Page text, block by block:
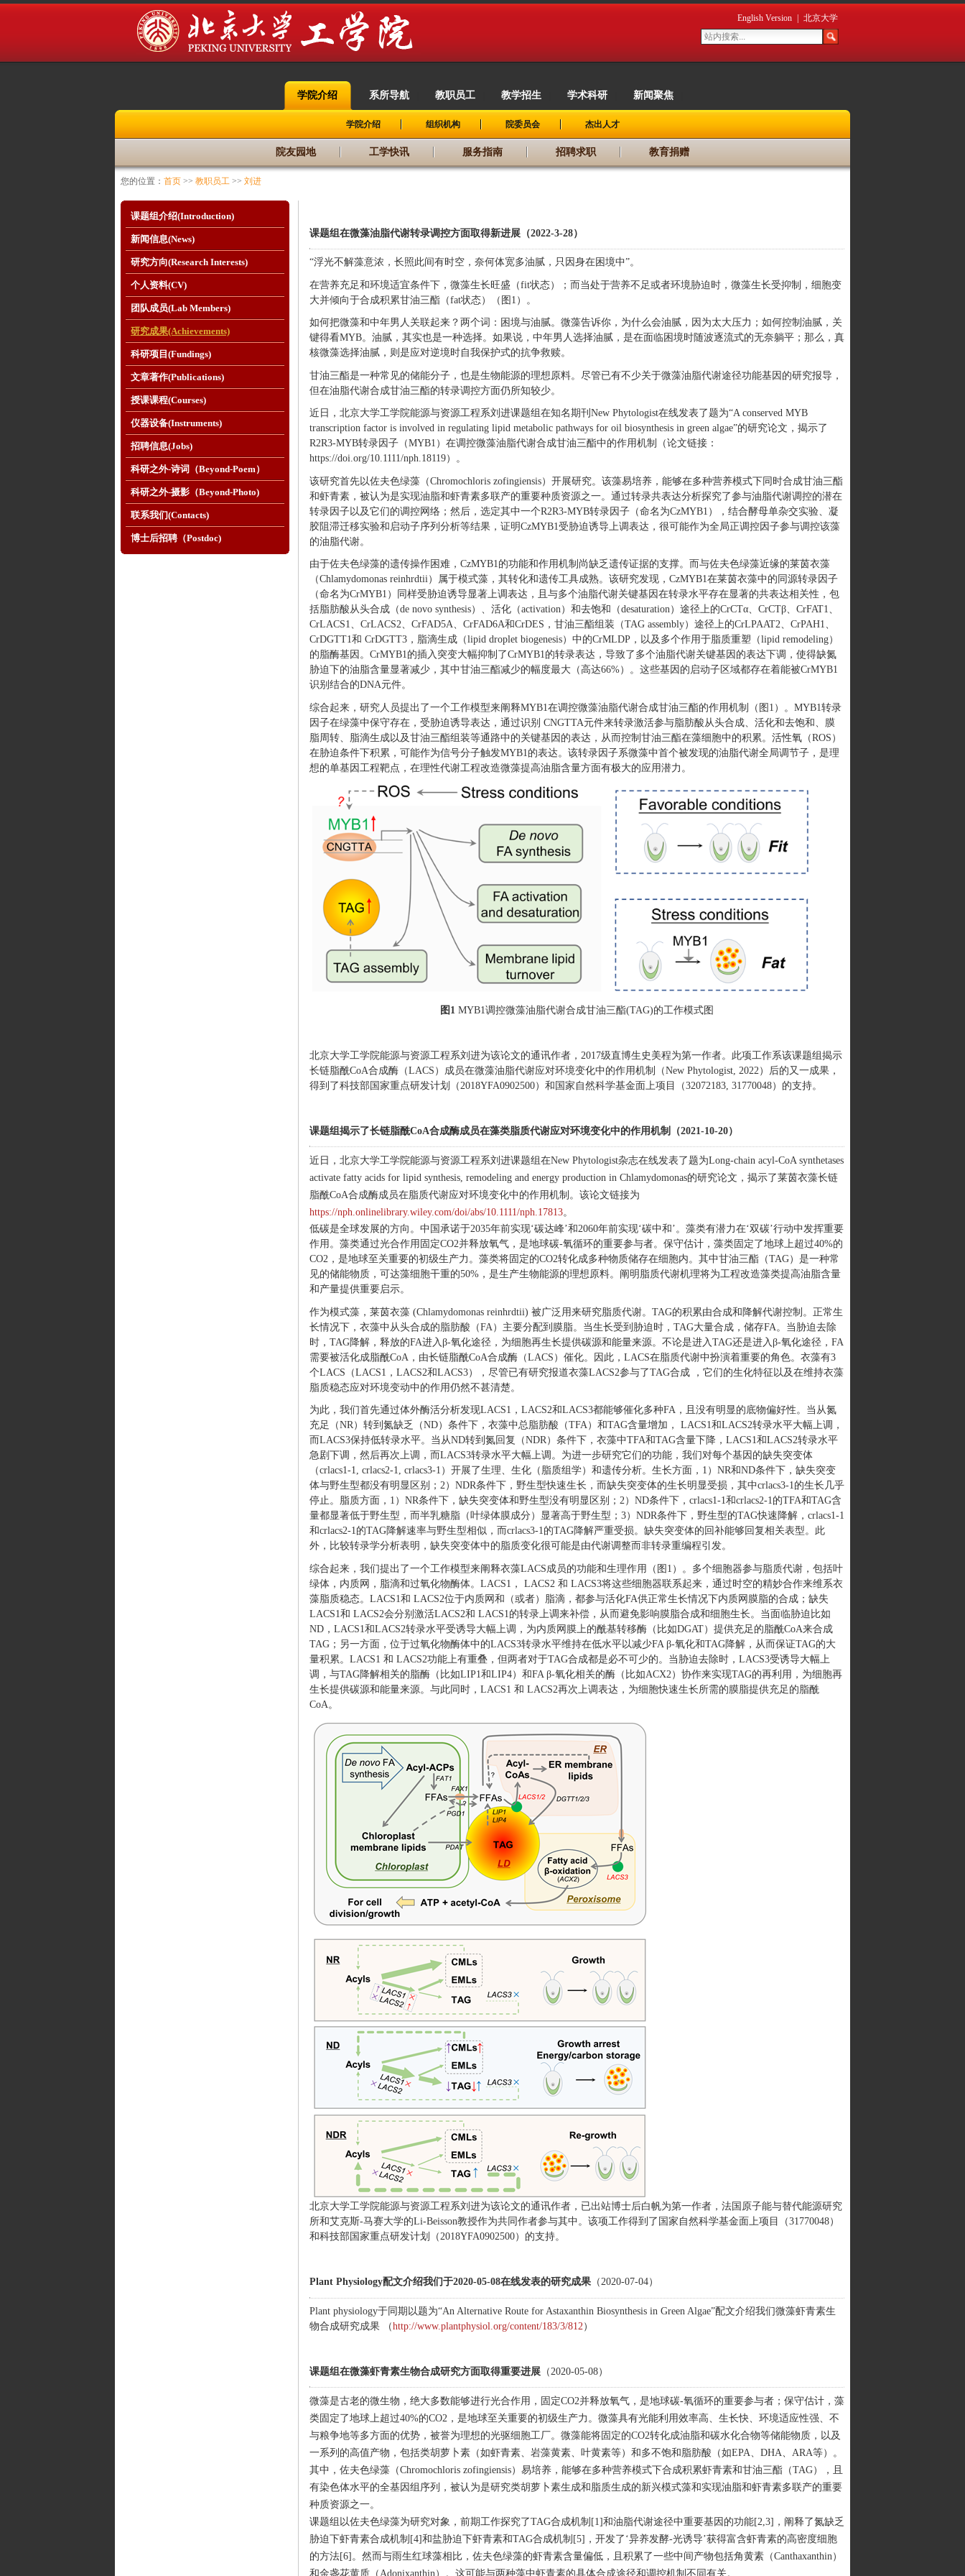
English Version 北京大学
学院介绍 系所导航 教职员工 教学招生 学术科研 新闻聚焦
学院介绍 组织机构 院委员会 杰出人才
院友园地 工学快讯 服务指南 招聘求职 教育捐赠
您的位置： 首页 >> 教职员工 >> 刘进
课题组介绍(Introduction)
新闻信息(News)
研究方向(Research Interests)
个人资料(CV)
团队成员(Lab Members)
研究成果(Achievements)
科研项目(Fundings)
文章著作(Publications)
授课课程(Courses)
仪器设备(Instruments)
招聘信息(Jobs)
科研之外-诗词（Beyond-Poem）
科研之外-摄影（Beyond-Photo)
联系我们(Contacts)
博士后招聘（Postdoc)
课题组在微藻油脂代谢转录调控方面取得新进展 （2022-3-28）
“浮光不解藻意浓，长照此间有时空，奈何体宽多油腻，只因身在困境中”。
在营养充足和环境适宜条件下，微藻生长旺盛（fit状态）；而当处于营养不足或者环境胁迫时，微藻生长受抑制，细胞变
大并倾向于合成积累甘油三酯（fat状态）（图1）。
如何把微藻和中年男人关联起来？两个词：困境与油腻。微藻告诉你，为什么会油腻，因为太大压力；如何控制油腻，关
键得看MYB。油腻，其实也是一种选择。如果说，中年男人选择油腻，是在面临困境时随波逐流式的无奈躺平；那么，真
核微藻选择油腻，则是应对逆境时自我保护式的抗争救赎。
甘油三酯是一种常见的储能分子，也是生物能源的理想原料。尽管已有不少关于微藻油脂代谢途径功能基因的研究报导，
但在油脂代谢合成甘油三酯的转录调控方面仍所知较少。
近日，北京大学工学院能源与资源工程系刘进课题组在知名期刊New Phytologist在线发表了题为“A conserved MYB
transcription factor is involved in regulating lipid metabolic pathways for oil biosynthesis in green algae”的研究论文，揭示了
R2R3-MYB转录因子（MYB1）在调控微藻油脂代谢合成甘油三酯中的作用机制（论文链接：
https://doi.org/10.1111/nph.18119）。
该研究首先以佐夫色绿藻（Chromochloris zofingiensis）开展研究。该藻易培养，能够在多种营养模式下同时合成甘油三酯
和虾青素，被认为是实现油脂和虾青素多联产的重要种质资源之一。通过转录共表达分析探究了参与油脂代谢调控的潜在
转录因子以及它们的调控网络；然后，选定其中一个R2R3-MYB转录因子（命名为CzMYB1），结合酵母单杂交实验、凝
胶阻滞迁移实验和启动子序列分析等结果，证明CzMYB1受胁迫诱导上调表达，很可能作为全局正调控因子参与调控该藻
的油脂代谢。
由于佐夫色绿藻的遗传操作困难，CzMYB1的功能和作用机制尚缺乏遗传证据的支撑。而与佐夫色绿藻近缘的莱茵衣藻
（Chlamydomonas reinhrdtii）属于模式藻，其转化和遗传工具成熟。该研究发现，CzMYB1在莱茵衣藻中的同源转录因子
（命名为CrMYB1）同样受胁迫诱导显著上调表达，且与多个油脂代谢关键基因在转录水平存在显著的共表达相关性，包
括脂肪酸从头合成（de novo synthesis）、活化（activation）和去饱和（desaturation）途径上的CrCTα、CrCTβ、CrFAT1、
CrLACS1、CrLACS2、CrFAD5A、CrFAD6A和CrDES，甘油三酯组装（TAG assembly）途径上的CrLPAAT2、CrPAH1、
CrDGTT1和 CrDGTT3，脂滴生成（lipid droplet biogenesis）中的CrMLDP，以及多个作用于脂质重塑（lipid remodeling）
的脂酶基因。CrMYB1的插入突变大幅抑制了CrMYB1的转录表达，导致了多个油脂代谢关键基因的表达下调，使得缺氮
胁迫下的油脂含量显著减少，其中甘油三酯减少的幅度最大（高达66%）。这些基因的启动子区域都存在着能被CrMYB1
识别结合的DNA元件。
综合起来，研究人员提出了一个工作模型来阐释MYB1在调控微藻油脂代谢合成甘油三酯的作用机制（图1）。MYB1转录
因子在绿藻中保守存在，受胁迫诱导表达，通过识别 CNGTTA元件来转录激活参与脂肪酸从头合成、活化和去饱和、膜
脂周转、脂滴生成以及甘油三酯组装等通路中的关键基因的表达，从而控制甘油三酯在藻细胞中的积累。活性氧（ROS）
在胁迫条件下积累，可能作为信号分子触发MYB1的表达。该转录因子系微藻中首个被发现的油脂代谢全局调节子，是理
想的单基因工程靶点，在理性代谢工程改造微藻提高油脂含量方面有极大的应用潜力。
图1 MYB1调控微藻油脂代谢合成甘油三酯(TAG)的工作模式图
北京大学工学院能源与资源工程系刘进为该论文的通讯作者，2017级直博生史美程为第一作者。此项工作系该课题组揭示
长链脂酰CoA合成酶（LACS）成员在微藻油脂代谢应对环境变化中的作用机制（New Phytologist, 2022）后的又一成果，
得到了科技部国家重点研发计划（2018YFA0902500）和国家自然科学基金面上项目（32072183, 31770048）的支持。
课题组揭示了长链脂酰CoA合成酶成员在藻类脂质代谢应对环境变化中的作用机制 （2021-10-20）
近日，北京大学工学院能源与资源工程系刘进课题组在New Phytologist杂志在线发表了题为Long-chain acyl-CoA synthetases
activate fatty acids for lipid synthesis, remodeling and energy production in Chlamydomonas的研究论文，揭示了莱茵衣藻长链
脂酰CoA合成酶成员在脂质代谢应对环境变化中的作用机制。该论文链接为
https://nph.onlinelibrary.wiley.com/doi/abs/10.1111/nph.17813。
低碳是全球发展的方向。中国承诺于2035年前实现‘碳达峰’和2060年前实现‘碳中和’。藻类有潜力在‘双碳’行动中发挥重要
作用。藻类通过光合作用固定CO2并释放氧气，是地球碳-氧循环的重要参与者。保守估计，藻类固定了地球上超过40%的
CO2，是地球至关重要的初级生产力。藻类将固定的CO2转化成多种物质储存在细胞内。其中甘油三酯（TAG）是一种常
见的储能物质，可达藻细胞干重的50%，是生产生物能源的理想原料。阐明脂质代谢机理将为工程改造藻类提高油脂含量
和产量提供重要启示。
作为模式藻，莱茵衣藻 (Chlamydomonas reinhrdtii) 被广泛用来研究脂质代谢。TAG的积累由合成和降解代谢控制。正常生
长情况下，衣藻中从头合成的脂肪酸（FA）主要分配到膜脂。当生长受到胁迫时，TAG大量合成，储存FA。当胁迫去除
时，TAG降解，释放的FA进入β-氧化途径，为细胞再生长提供碳源和能量来源。不论是进入TAG还是进入β-氧化途径，FA
需要被活化成脂酰CoA，由长链脂酰CoA合成酶（LACS）催化。因此，LACS在脂质代谢中扮演着重要的角色。衣藻有3
个LACS（LACS1，LACS2和LACS3），尽管已有研究报道衣藻LACS2参与了TAG合成 ，它们的生化特征以及在维持衣藻
脂质稳态应对环境变动中的作用仍然不甚清楚。
为此，我们首先通过体外酶活分析发现LACS1，LACS2和LACS3都能够催化多种FA，且没有明显的底物偏好性。当从氮
充足（NR）转到氮缺乏（ND）条件下，衣藻中总脂肪酸（TFA）和TAG含量增加， LACS1和LACS2转录水平大幅上调，
而LACS3保持低转录水平。当从ND转到氮回复（NDR）条件下，衣藻中TFA和TAG含量下降，LACS1和LACS2转录水平
急剧下调，然后再次上调，而LACS3转录水平大幅上调。为进一步研究它们的功能，我们对每个基因的缺失突变体
（crlacs1-1, crlacs2-1, crlacs3-1）开展了生理、生化（脂质组学）和遗传分析。生长方面，1）NR和ND条件下，缺失突变
体与野生型都没有明显区别；2）NDR条件下，野生型快速生长，而缺失突变体的生长明显受损，其中crlacs3-1的生长几乎
停止。脂质方面，1）NR条件下，缺失突变体和野生型没有明显区别；2）ND条件下，crlacs1-1和crlacs2-1的TFA和TAG含
量都显著低于野生型，而半乳糖脂（叶绿体膜成分）显著高于野生型；3）NDR条件下，野生型的TAG快速降解，crlacs1-1
和crlacs2-1的TAG降解速率与野生型相似，而crlacs3-1的TAG降解严重受损。缺失突变体的回补能够回复相关表型。此
外，比较转录学分析表明，缺失突变体中的脂质变化很可能是由代谢调整而非转录重编程引发。
综合起来，我们提出了一个工作模型来阐释衣藻LACS成员的功能和生理作用（图1）。多个细胞器参与脂质代谢，包括叶
绿体，内质网，脂滴和过氧化物酶体。LACS1， LACS2 和 LACS3将这些细胞器联系起来，通过时空的精妙合作来维系衣
藻脂质稳态。LACS1和 LACS2位于内质网和（或者）脂滴，都参与活化FA供正常生长情况下内质网膜脂的合成；缺失
LACS1和 LACS2会分别激活LACS2和 LACS1的转录上调来补偿，从而避免影响膜脂合成和细胞生长。当面临胁迫比如
ND，LACS1和LACS2转录水平受诱导大幅上调，为内质网膜上的酰基转移酶（比如DGAT）提供充足的脂酰CoA来合成
TAG；另一方面，位于过氧化物酶体中的LACS3转录水平维持在低水平以减少FA β-氧化和TAG降解，从而保证TAG的大
量积累。LACS1 和 LACS2功能上有重叠，但两者对于TAG合成都是必不可少的。当胁迫去除时，LACS3受诱导大幅上
调，与TAG降解相关的脂酶（比如LIP1和LIP4）和FA β-氧化相关的酶（比如ACX2）协作来实现TAG的再利用，为细胞再
生长提供碳源和能量来源。与此同时，LACS1 和 LACS2再次上调表达，为细胞快速生长所需的膜脂提供充足的脂酰
CoA。
北京大学工学院能源与资源工程系刘进为该论文的通讯作者，已出站博士后白帆为第一作者，法国原子能与替代能源研究
所和艾克斯-马赛大学的Li-Beisson教授作为共同作者参与其中。该项工作得到了国家自然科学基金面上项目（31770048）
和科技部国家重点研发计划（2018YFA0902500）的支持。
Plant Physiology配文介绍我们于2020-05-08在线发表的研究成果 （2020-07-04）
Plant physiology于同期以题为“An Alternative Route for Astaxanthin Biosynthesis in Green Algae”配文介绍我们微藻虾青素生
物合成研究成果 （http://www.plantphysiol.org/content/183/3/812 ）
课题组在微藻虾青素生物合成研究方面取得重要进展 （2020-05-08）
微藻是古老的微生物，绝大多数能够进行光合作用，固定CO2并释放氧气，是地球碳-氧循环的重要参与者；保守估计，藻
类固定了地球上超过40%的CO2，是地球至关重要的初级生产力。微藻具有光能利用效率高、生长快、环境适应性强、不
与粮争地等多方面的优势，被誉为理想的光驱细胞工厂。微藻能将固定的CO2转化成油脂和碳水化合物等储能物质，以及
一系列的高值产物，包括类胡萝卜素（如虾青素、岩藻黄素、叶黄素等）和多不饱和脂肪酸（如EPA、DHA、ARA等）。
其中，佐夫色绿藻（Chromochloris zofingiensis）易培养，能够在多种营养模式下合成积累虾青素和甘油三酯（TAG），且
有染色体水平的全基因组序列，被认为是研究类胡萝卜素生成和脂质生成的新兴模式藻和实现油脂和虾青素多联产的重要
种质资源之一。
课题组以佐夫色绿藻为研究对象，前期工作探究了TAG合成机制[1]和油脂代谢途径中重要基因的功能[2,3]，阐释了氮缺乏
胁迫下虾青素合成机制[4]和盐胁迫下虾青素和TAG合成机制[5]，开发了‘异养发酵-光诱导’获得富含虾青素的高密度细胞
的方法[6]。然而与雨生红球藻相比，佐夫色绿藻的虾青素含量偏低，且积累了一些中间产物包括角黄素（Canthaxanthin）
和金盏花黄质（Adonixanthin）。这可能与两种藻中虾青素的具体合成途径和调控机制不同有关。